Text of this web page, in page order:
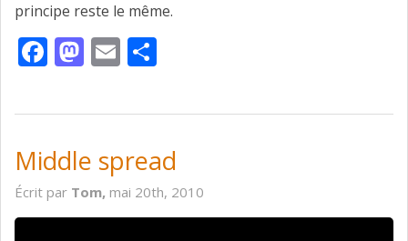
principe reste le même.
Facebook
Mastodon
Email
Middle spread
Écrit par Tom, mai 20th, 2010